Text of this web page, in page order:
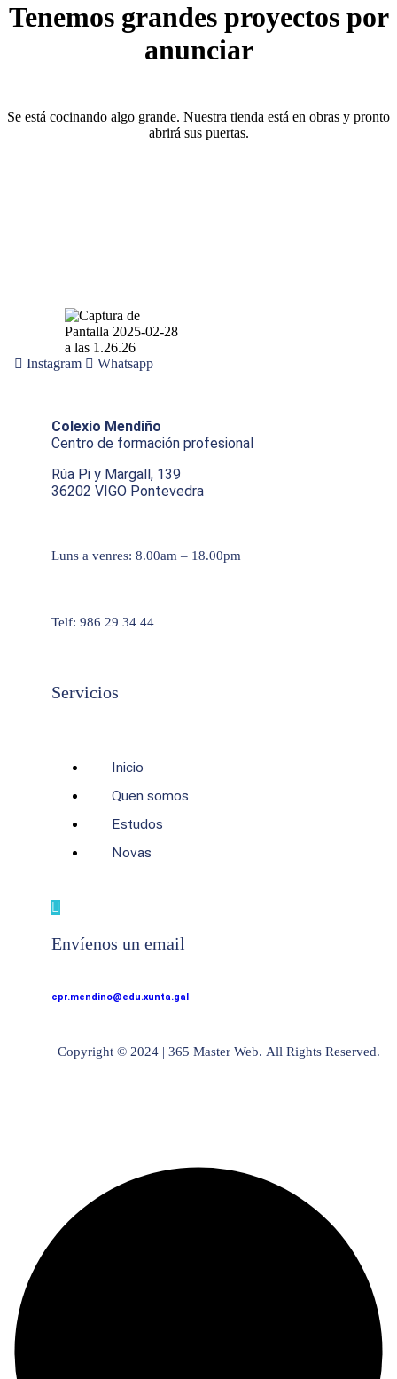
Tenemos grandes proyectos por
anunciar
Se está cocinando algo grande. Nuestra tienda está en obras y pronto
abrirá sus puertas.
Instagram Whatsapp
Colexio Mendiño
Centro de formación profesional
Rúa Pi y Margall, 139
36202 VIGO Pontevedra
Luns a venres: 8.00am – 18.00pm
Telf: 986 29 34 44
Servicios
Inicio
Quen somos
Estudos
Novas
Envíenos un email
cpr.mendino@edu.xunta.gal
Copyright © 2024 | 365 Master Web. All Rights Reserved.